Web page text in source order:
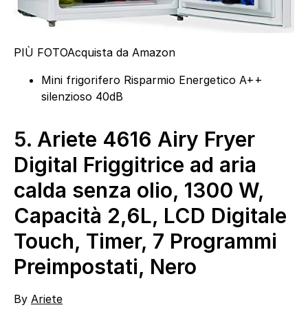
PIÙ FOTOAcquista da Amazon
Mini frigorifero Risparmio Energetico A++
silenzioso 40dB
5. Ariete 4616 Airy Fryer
Digital Friggitrice ad aria
calda senza olio, 1300 W,
Capacità 2,6L, LCD Digitale
Touch, Timer, 7 Programmi
Preimpostati, Nero
By Ariete